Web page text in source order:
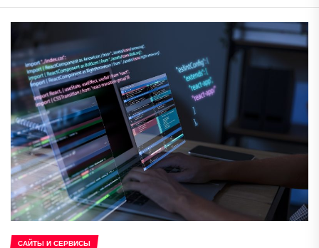
САЙТЫ И СЕРВИСЫ